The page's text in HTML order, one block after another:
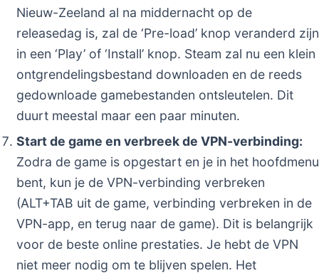
Nieuw-Zeeland al na middernacht op de
releasedag is, zal de ‘Pre-load’ knop veranderd zijn
in een ‘Play’ of ‘Install’ knop. Steam zal nu een klein
ontgrendelingsbestand downloaden en de reeds
gedownloade gamebestanden ontsleutelen. Dit
duurt meestal maar een paar minuten.
Start de game en verbreek de VPN-verbinding:
Zodra de game is opgestart en je in het hoofdmenu
bent, kun je de VPN-verbinding verbreken
(ALT+TAB uit de game, verbinding verbreken in de
VPN-app, en terug naar de game). Dit is belangrijk
voor de beste online prestaties. Je hebt de VPN
niet meer nodig om te blijven spelen. Het